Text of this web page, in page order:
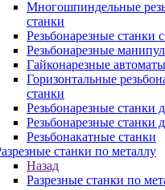
Многошпиндельные
станки
Резьбонарезные станки
Резьбонарезные
Гайконарезные автоматы
Горизонтальные
станки
Резьбонарезные станки
Резьбонарезные станки
Резьбонакатные станки
станки по металлу
Назад
Разрезные станки по